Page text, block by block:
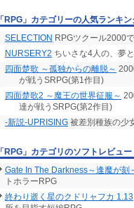
「RPG」カテゴリーの人気ランキン
SELECTION RPGツクール2000
NURSERY2 ちいさな4人の、夢
四面楚歌 ～孤独からの離脱～
が戦うSRPG(第1作目)
四面楚歌2 ～魔王の世界征服～
達が戦うSRPG(第2作目)
-新説-UPRISING 被差別種族の少
「RPG」カテゴリのソフトレビュー
Gate In The Darkness～逢魔が刻
トホラーRPG
終わり逝く星のクドリャフカ 1.13